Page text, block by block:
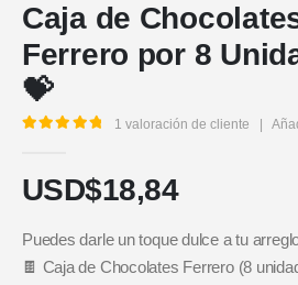
Caja de
Ferrero por 8
💝
1 valoración de cliente
USD$18,84
Puedes darle un toque dulce a tu
🍫 Caja de Chocolates Ferrero (8